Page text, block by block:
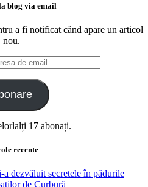
blog via email
a fi notificat când apare un articol
nou.
17 abonați.
recente
a dezvăluit secretele în pădurile
de Curbură